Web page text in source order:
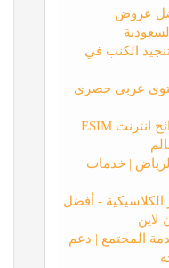
عروض
الكنب في
عربي حصري
يلو سيم Yellowsim | شرائح انترنت ESIM
| خدمات
الكلاسيكية - أفضل
لاين
المجتمع | دعم